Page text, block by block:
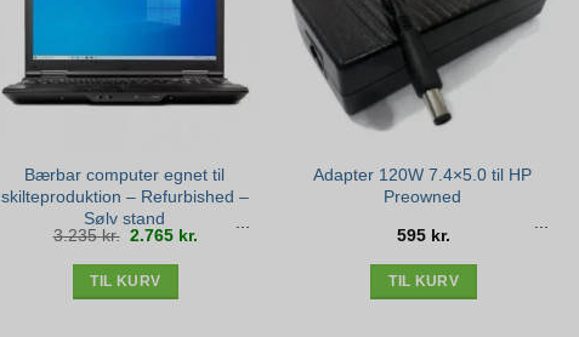
Bærbar computer egnet til
skilteproduktion – Refurbished –
Sølv stand
3.235kr. Den
oprindelige
pris
2.765 kr.
TIL KURV
Adapter 120W 7.4×5.0 til HP
Preowned
595 kr.
TIL KURV